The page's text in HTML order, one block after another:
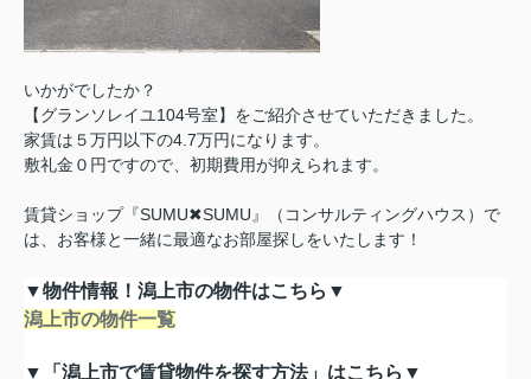
いかがでしたか？
【グランソレイユ104号室】をご紹介させていただきました。
家賃は５万円以下の4.7万円になります。
敷礼金０円ですので、初期費用が抑えられます。
賃貸ショップ『SUMU✖SUMU』（コンサルティングハウス）で
は、お客様と一緒に最適なお部屋探しをいたします！
▼物件情報！潟上市の物件はこちら▼
潟上市の物件一覧
▼「潟上市で賃貸物件を探す方法」はこちら▼